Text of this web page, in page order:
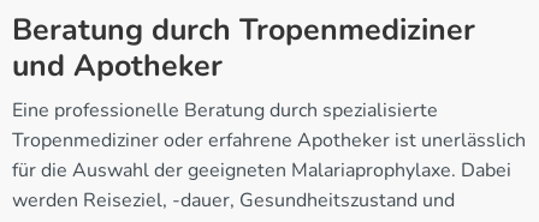
Beratung durch Tropenmediziner
und Apotheker
Eine professionelle Beratung durch spezialisierte
Tropenmediziner oder erfahrene Apotheker ist unerlässlich
für die Auswahl der geeigneten Malariaprophylaxe. Dabei
werden Reiseziel, -dauer, Gesundheitszustand und